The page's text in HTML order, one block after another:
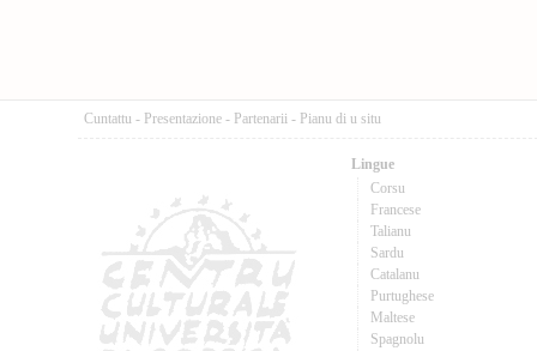
Cuntattu - Presentazione - Partenarii - Pianu di u situ
Lingue
Corsu
Francese
Talianu
Sardu
Catalanu
Purtughese
Maltese
Spagnolu